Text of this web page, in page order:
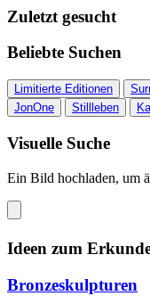
Zuletzt gesucht
Beliebte Suchen
Limitierte Editionen
JonOne
Stillleben
Visuelle Suche
Ein Bild hochladen, um
Ideen zum
Bronzeskulpturen